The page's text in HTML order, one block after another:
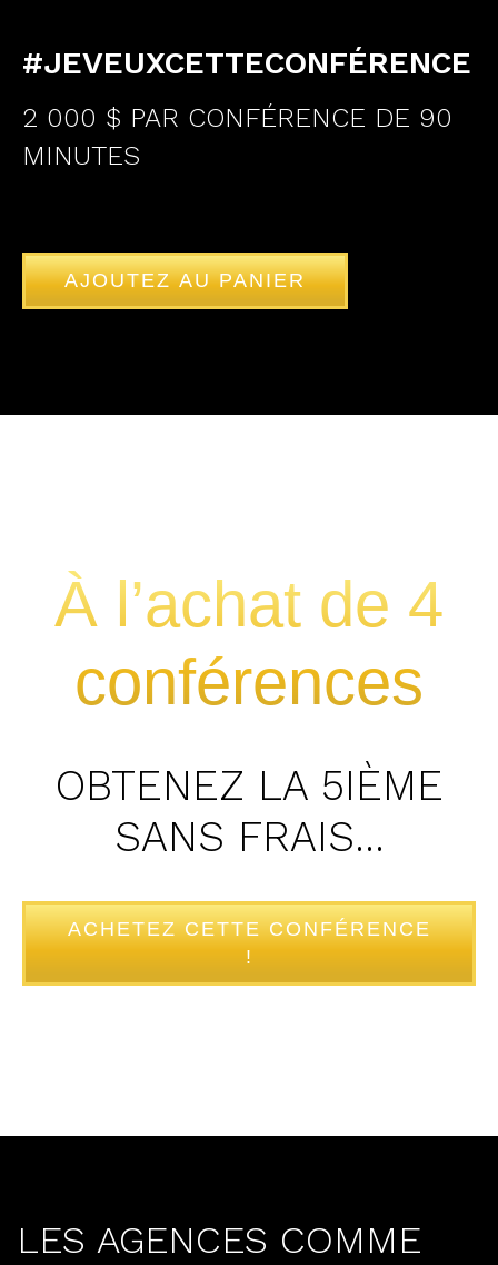
#JEVEUXCETTECONFÉRENCE
2 000 $ PAR CONFÉRENCE DE 90
MINUTES
AJOUTEZ AU PANIER
À l’achat de 4
conférences
OBTENEZ LA 5IÈME
SANS FRAIS…
ACHETEZ CETTE CONFÉRENCE
!
LES AGENCES COMME